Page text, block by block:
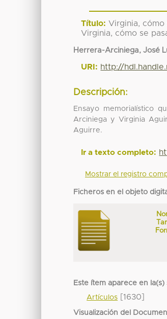
Título: Virginia, cómo
Virginia, cómo se
Herrera-Arciniega, José
URI: http://
Descripción:
Ensayo memorialístico
Arciniega y Virginia
Aguirre.
Ir a texto completo:
Mostrar el registro
Ficheros en el objeto
Este ítem aparece en
Artículos [1630]
Visualización del